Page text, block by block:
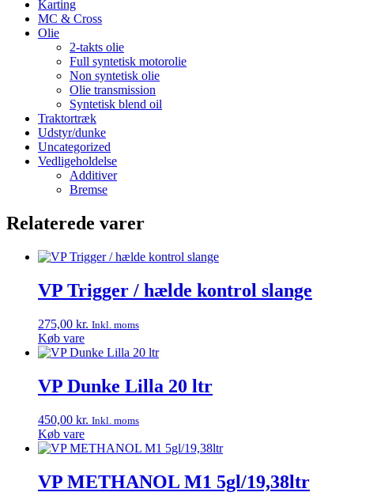
Karting
MC & Cross
Olie
2-takts olie
Full syntetisk motorolie
Non syntetisk olie
Olie transmission
Syntetisk blend oil
Traktortræk
Udstyr/dunke
Uncategorized
Vedligeholdelse
Additiver
Bremse
Relaterede varer
VP Trigger / hælde kontrol slange
275,00 kr. Inkl. moms
Køb vare
VP Dunke Lilla 20 ltr
450,00 kr. Inkl. moms
Køb vare
VP METHANOL M1 5gl/19,38ltr